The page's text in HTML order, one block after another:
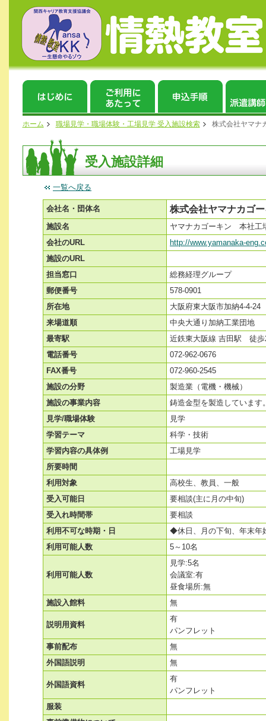
ホーム 職場見学・職場体験・工場見学 受入施設検索 株式会社ヤマナ
受入施設詳細
一覧へ戻る
会社名・団体名 株式会社ヤマナカゴ
施設名
ヤマナカゴーキン 本社工
会社のURL
http://www.yamanaka-
施設のURL
担当窓口
総務経理グループ
郵便番号
578-0901
所在地
大阪府東大阪市加納4-4-24
来場道順
中央大通り加納工業団地
最寄駅
近鉄東大阪線 吉田駅 徒歩
電話番号
072-962-0676
FAX番号
072-960-2545
施設の分野
製造業（電機・機械）
施設の事業内容
鋳造金型を製造しています
見学/職場体験
見学
学習テーマ
科学・技術
学習内容の具体例
工場見学
所要時間
利用対象
高校生、教員、一般
受入可能日
要相談(主に月の中旬)
受入れ時間帯
要相談
利用不可な時期・日
◆休日、月の下旬、年末年
利用可能人数
5～10名
利用可能人数
見学:5名
会議室:有
昼食場所:無
施設入館料
無
説明用資料
有
パンフレット
事前配布
無
外国語説明
無
外国語資料
有
パンフレット
服装